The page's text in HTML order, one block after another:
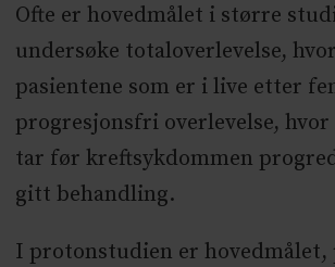
Ofte er hovedmålet i større
undersøke totaloverlevelse,
pasientene som er i live etter
progresjonsfri overlevelse,
tar før kreftsykdommen
gitt behandling.
I protonstudien er